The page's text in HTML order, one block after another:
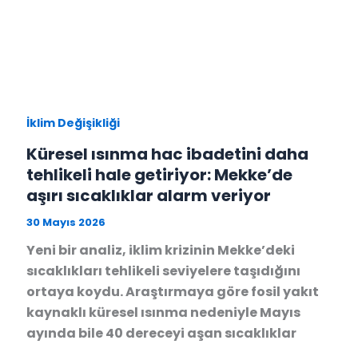
İklim Değişikliği
Küresel ısınma hac ibadetini daha
tehlikeli hale getiriyor: Mekke’de
aşırı sıcaklıklar alarm veriyor
30 Mayıs 2026
Yeni bir analiz, iklim krizinin Mekke’deki
sıcaklıkları tehlikeli seviyelere taşıdığını
ortaya koydu. Araştırmaya göre fosil yakıt
kaynaklı küresel ısınma nedeniyle Mayıs
ayında bile 40 dereceyi aşan sıcaklıklar